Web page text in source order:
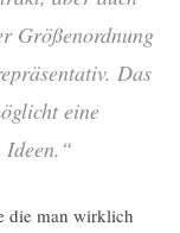
Größenordnung
Das
eine
die man wirklich